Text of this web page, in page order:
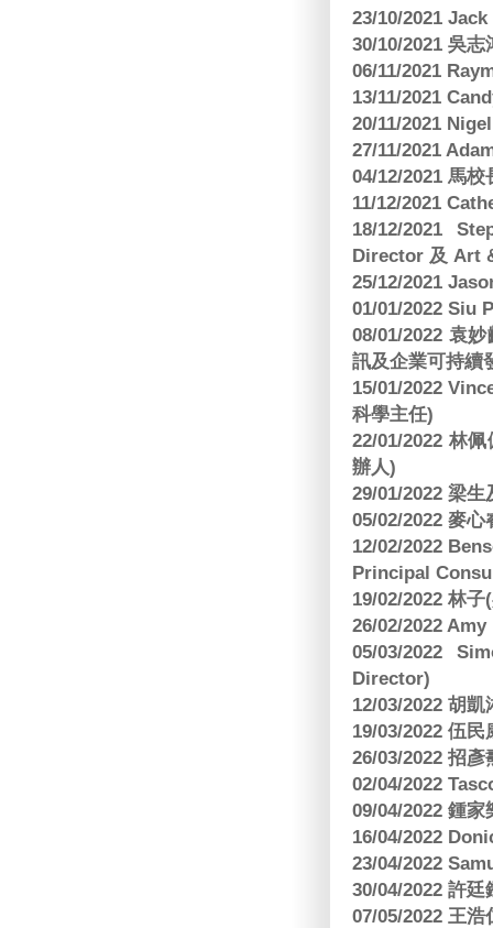
23/10/2021
30/10/2021 吳
06/11/2021
13/11/2021
20/11/2021
27/11/2021
04/12/2021 馬
11/12/2021
18/12/2021
Director 及 Art
25/12/2021
01/01/2022 Siu
08/01/2022 袁
訊及企業可持續
15/01/2022
科學主任)
22/01/2022 林
辦人)
29/01/2022 梁
05/02/2022 麥
12/02/2022
Principal
19/02/2022 林
26/02/2022
05/03/2022
Director)
12/03/2022 胡
19/03/2022 伍
26/03/2022 招
02/04/2022
09/04/2022 鍾
16/04/2022
23/04/2022
30/04/2022 許
07/05/2022 王